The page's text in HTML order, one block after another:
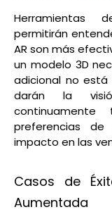
Herramientas
permitirán
AR son más
un modelo 3D
adicional no
darán la
preferencias
impacto en las
Casos de
Aumentada